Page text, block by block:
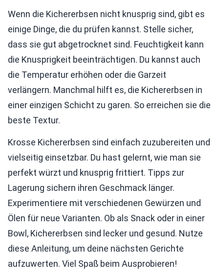
Wenn die Kichererbsen nicht knusprig sind, gibt es
einige Dinge, die du prüfen kannst. Stelle sicher,
dass sie gut abgetrocknet sind. Feuchtigkeit kann
die Knusprigkeit beeinträchtigen. Du kannst auch
die Temperatur erhöhen oder die Garzeit
verlängern. Manchmal hilft es, die Kichererbsen in
einer einzigen Schicht zu garen. So erreichen sie die
beste Textur.
Krosse Kichererbsen sind einfach zuzubereiten und
vielseitig einsetzbar. Du hast gelernt, wie man sie
perfekt würzt und knusprig frittiert. Tipps zur
Lagerung sichern ihren Geschmack länger.
Experimentiere mit verschiedenen Gewürzen und
Ölen für neue Varianten. Ob als Snack oder in einer
Bowl, Kichererbsen sind lecker und gesund. Nutze
diese Anleitung, um deine nächsten Gerichte
aufzuwerten. Viel Spaß beim Ausprobieren!